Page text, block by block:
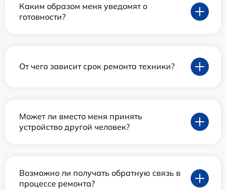
Каким образом меня уведомят о
готовности?
От чего зависит срок ремонта техники?
Может ли вместо меня принять
устройство другой человек?
Возможно ли получать обратную связь в
процессе ремонта?